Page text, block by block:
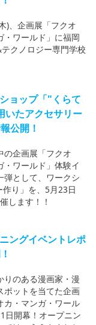
)、企画展「フクオ
・ワールド」に福岡
クノロジー専門学校
ョップ「"くらて
いたアクセサリー
公開！
の企画展「フクオ
・ワールド」体験イ
弾として、ワークシ
り」を、5月23日
します！！
ングイベントレポ
りのある漫画家・漫
ポットを当てた企画
カ・マンガ・ワール
日開幕！オープニン